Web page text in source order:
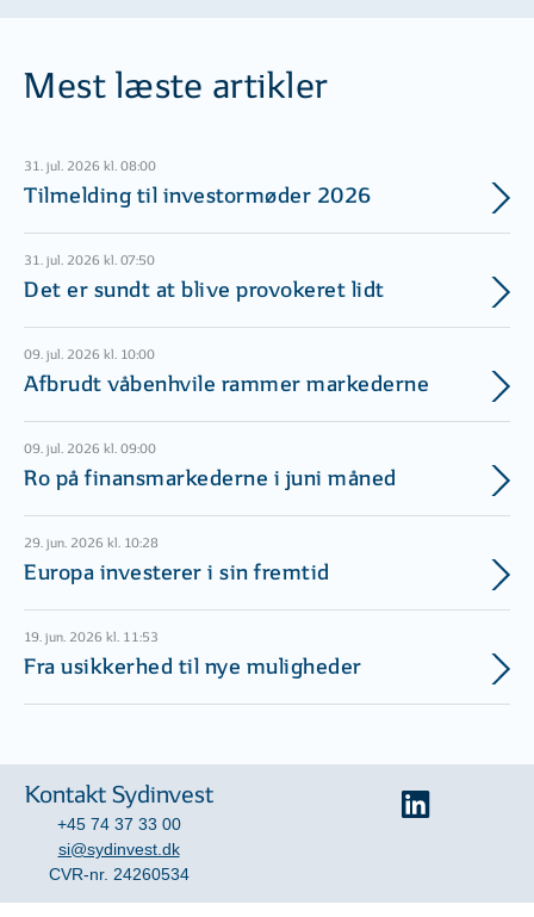
Mest læste artikler
31. jul. 2026 kl. 08:00
Tilmelding til investormøder 2026
31. jul. 2026 kl. 07:50
Det er sundt at blive provokeret lidt
09. jul. 2026 kl. 10:00
Afbrudt våbenhvile rammer markederne
09. jul. 2026 kl. 09:00
Ro på finansmarkederne i juni måned
29. jun. 2026 kl. 10:28
Europa investerer i sin fremtid
19. jun. 2026 kl. 11:53
Fra usikkerhed til nye muligheder
Kontakt Sydinvest
+45 74 37 33 00
si@sydinvest.dk
CVR-nr. 24260534